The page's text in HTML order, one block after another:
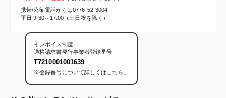
携帯/公衆電話からは0776-52-3004
平日 9:30～17:00（土日祝を除く）
インボイス制度
適格請求書発行事業者登録番号
T7210001001639
※登録番号について詳しくは こちら。